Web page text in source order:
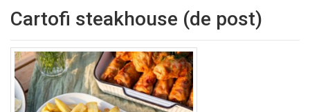
Cartofi steakhouse (de post)